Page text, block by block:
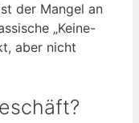
der Mangel an
„Keine-
aber nicht